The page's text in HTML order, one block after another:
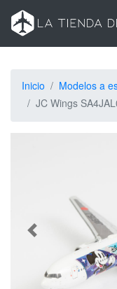
Inicio Modelos a
JC Wings
Siguiente